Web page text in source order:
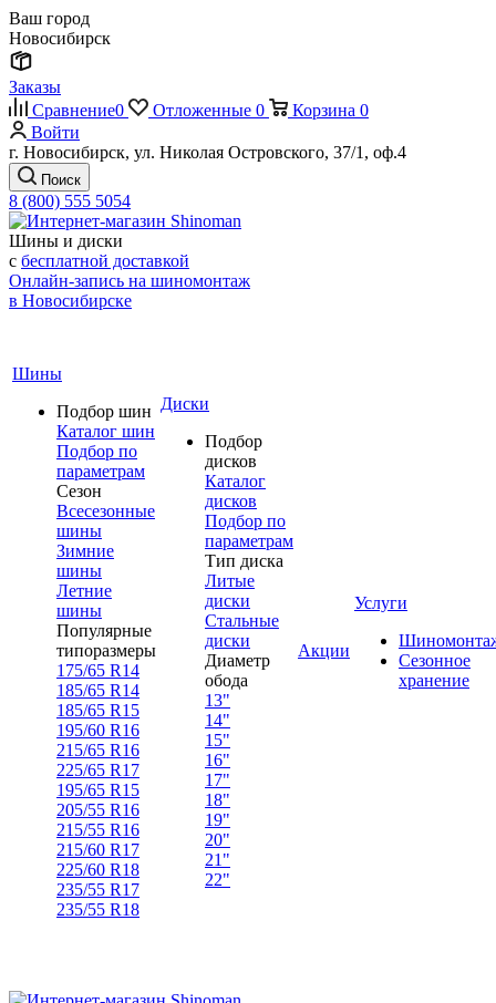
Ваш город
Новосибирск
Заказы
Сравнение0 Отложенные 0 Корзина 0
Войти
г. Новосибирск, ул. Николая Островского, 37/1, оф.4
Поиск
8 (800) 555 5054
Шины и диски
с бесплатной доставкой
Онлайн-запись на шиномонтаж
в Новосибирске
Шины
Подбор шин
Каталог шин
Подбор по
параметрам
Сезон
Всесезонные
шины
Зимние
шины
Летние
шины
Популярные
типоразмеры
175/65 R14
185/65 R14
185/65 R15
195/60 R16
215/65 R16
225/65 R17
195/65 R15
205/55 R16
215/55 R16
215/60 R17
225/60 R18
235/55 R17
235/55 R18
Диски
Подбор
дисков
Каталог
дисков
Подбор по
параметрам
Тип диска
Литые
диски
Стальные
диски
Диаметр
обода
13"
14"
15"
16"
17"
18"
19"
20"
21"
22"
Акции
Услуги
Сезонное
хранение